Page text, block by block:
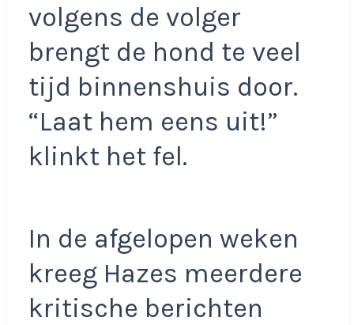
volgens de volger
brengt de hond te veel
tijd binnenshuis door.
“Laat hem eens uit!”
klinkt het fel.
In de afgelopen weken
kreeg Hazes meerdere
kritische berichten